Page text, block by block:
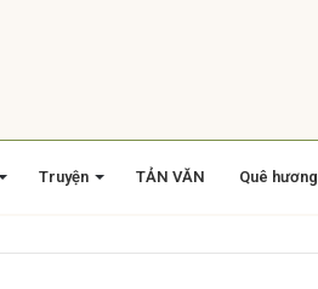
Truyện TẢN VĂN Quê hương